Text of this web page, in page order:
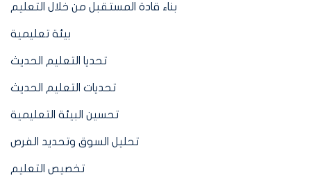
بناء قادة المستقبل من خلال التعليم
بيئة تعليمية
تحديا التعليم الحديث
تحديات التعليم الحديث
تحسين البيئة التعليمية
تحليل السوق وتحديد الفرص
تخصيص التعليم